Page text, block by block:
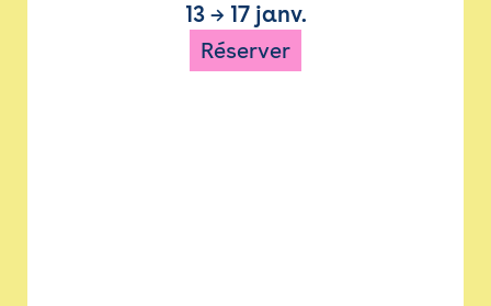
13→ 17 janv.
Réserver